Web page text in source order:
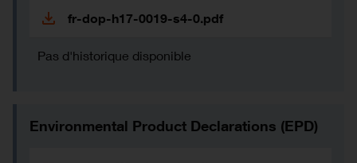
fr-dop-h17-0019-s4-0.pdf
Pas d'historique disponible
Environmental Product Declarations (EPD)